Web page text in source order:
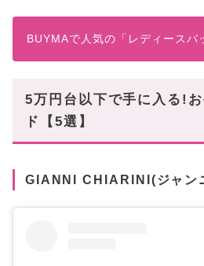
BUYMAで人気の「レディースバ
5万円台以下で手に入る!
ド【5選】
GIANNI CHIARINI(ジャン